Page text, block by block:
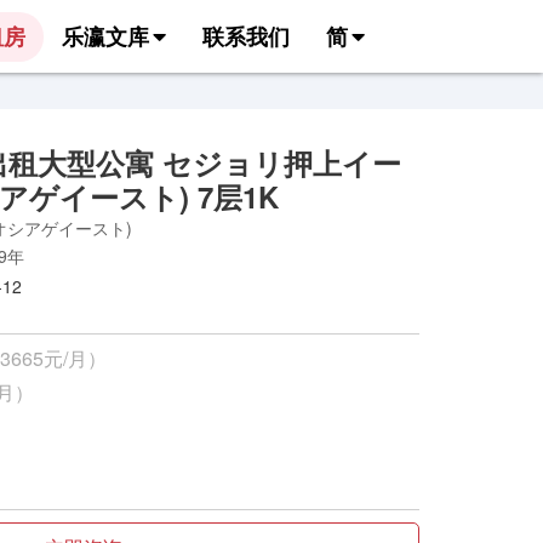
乐瀛文库 联系我们 简
大型公寓 セジョリ押上イー
ゲイースト) 7层1K
アゲイースト)
年
元/月）